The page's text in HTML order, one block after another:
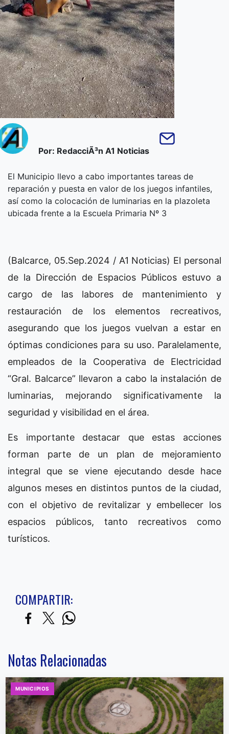
Por: RedacciÃ³n A1 Noticias
El Municipio llevo a cabo importantes tareas de
reparación y puesta en valor de los juegos infantiles,
así como la colocación de luminarias en la plazoleta
ubicada frente a la Escuela Primaria Nº 3
(Balcarce, 05.Sep.2024 / A1 Noticias) El personal
de la Dirección de Espacios Públicos estuvo a
cargo de las labores de mantenimiento y
restauración de los elementos recreativos,
asegurando que los juegos vuelvan a estar en
óptimas condiciones para su uso. Paralelamente,
empleados de la Cooperativa de Electricidad
“Gral. Balcarce” llevaron a cabo la instalación de
luminarias, mejorando significativamente la
seguridad y visibilidad en el área.
Es importante destacar que estas acciones
forman parte de un plan de mejoramiento
integral que se viene ejecutando desde hace
algunos meses en distintos puntos de la ciudad,
con el objetivo de revitalizar y embellecer los
espacios públicos, tanto recreativos como
turísticos.
COMPARTIR:
Notas Relacionadas
MUNICIPIOS